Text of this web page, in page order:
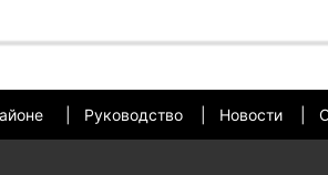
Руководство Новости